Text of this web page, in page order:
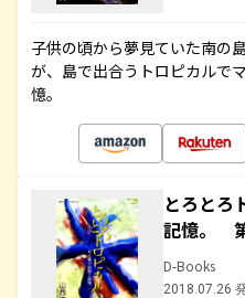
子供の頃から夢見ていた南の
が、島で出合うトロピカルで
憶。
とろとろ
記憶。
D-Books
2018.07.26